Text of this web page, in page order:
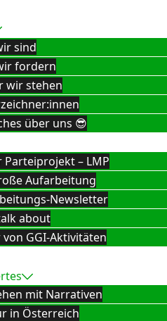
sind
fordern
wir stehen
über uns 😎
Parteiprojekt – LMP
Aufarbeitung
Newsletter
about
von GGI-Aktivitäten
mit Narrativen
in Österreich